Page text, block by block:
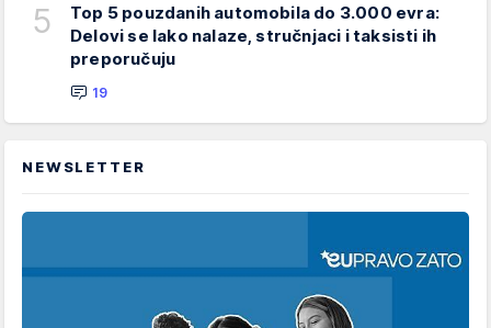
5
Top 5 pouzdanih automobila do 3.000 evra:
Delovi se lako nalaze, stručnjaci i taksisti ih
preporučuju
19
NEWSLETTER